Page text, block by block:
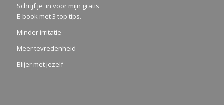
Schrijf je in voor mijn gratis
E-book met 3 top tips.
Minder irritatie
Meer tevredenheid
Blijer met jezelf